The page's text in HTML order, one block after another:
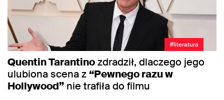
#literatura
Quentin Tarantinozdradził, dlaczego jego
ulubiona scena z “Pewnego razu w
Hollywood” nie trafiła do filmu